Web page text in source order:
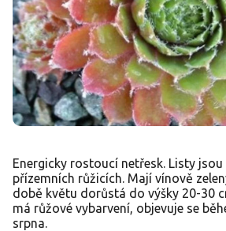
Energicky rostoucí netřesk. Listy
přízemních růžicích. Mají vínově
době květu dorůstá do výšky 20-30
má růžové vybarvení, objevuje se
srpna.